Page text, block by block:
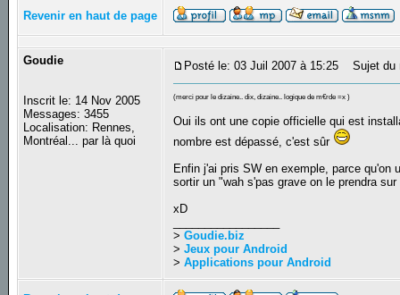
Revenir en haut de page
Goudie
Inscrit le: 14 Nov 2005
Messages: 3455
Localisation: Rennes,
Montréal... par là quoi
Posté le: 03 Juil 2007 à 15:25 Sujet du
(merci pour le dizaine.. dix, dizaine.. logique de m€rde =x )
Oui ils ont une copie officielle qui est
nombre est dépassé, c'est sûr
Enfin j'ai pris SW en exemple, parce
sortir un "wah s'pas grave on le prendra
xD
>Goudie.biz
>Jeux pour Android
>Applications pour Android